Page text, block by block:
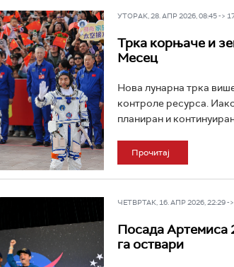
УТОРАК, 28. АПР 2026, 08:45 ->
Трка корњаче и
Месец
Нова лунарна трка
контроле ресурса.
планиран и
Прочитај
ЧЕТВРТАК, 16. АПР 2026, 22:29 -
Посада Артемиса
га оствари